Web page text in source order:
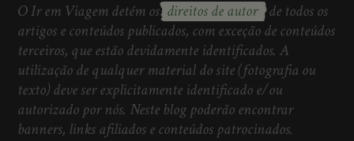
O Ir em Viagem detém os direitos de autor de todos os
artigos e conteúdos publicados, com exceção de conteúdos
terceiros, que estão devidamente identificados. A
utilização de qualquer material do site (fotografia ou
texto) deve ser explicitamente identificado e/ou
autorizado por nós. Neste blog poderão encontrar
banners, links afiliados e conteúdos patrocinados.